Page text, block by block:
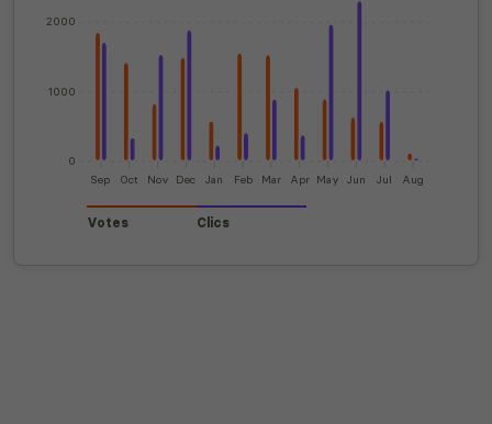
0
1000
2000
Sep Oct Nov Dec Jan Feb Mar Apr May Jun Jul Aug
Votes Clics